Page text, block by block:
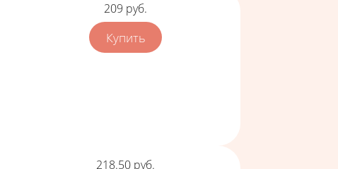
Цена
209 руб.
Цена
218.50 руб.